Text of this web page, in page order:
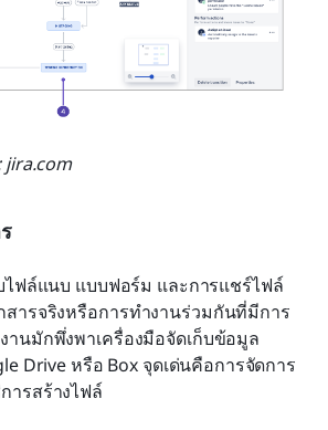
ไฟล์แนบ แบบฟอร์ม และการแชร์ไฟล์
สารจริงหรือการทำงานร่วมกันที่มีการ
านมักพึ่งพาเครื่องมือจัดเก็บข้อมูล
Drive หรือ Box จุดเด่นคือการจัดการ
ารสร้างไฟล์